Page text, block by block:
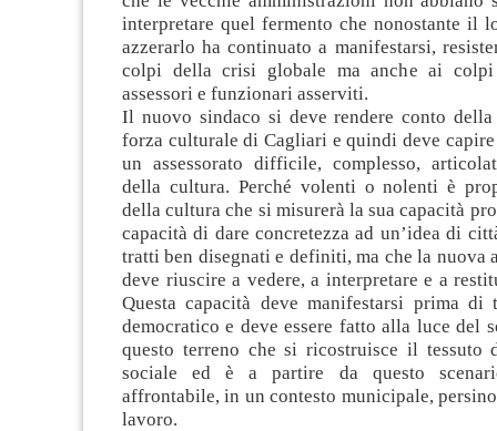
interpretare quel fermento che nonostante il
azzerarlo ha continuato a manifestarsi,
colpi della crisi globale ma anche ai
assessori e funzionari asserviti.
Il nuovo sindaco si deve rendere conto
forza culturale di Cagliari e quindi deve
un assessorato difficile, complesso,
della cultura. Perché volenti o nolenti è
della cultura che si misurerà la sua capacità
capacità di dare concretezza ad un’idea di
tratti ben disegnati e definiti, ma che la nuova
deve riuscire a vedere, a interpretare e a
Questa capacità deve manifestarsi prima
democratico e deve essere fatto alla luce del
questo terreno che si ricostruisce il tessuto
sociale ed è a partire da questo
affrontabile, in un contesto municipale,
lavoro.